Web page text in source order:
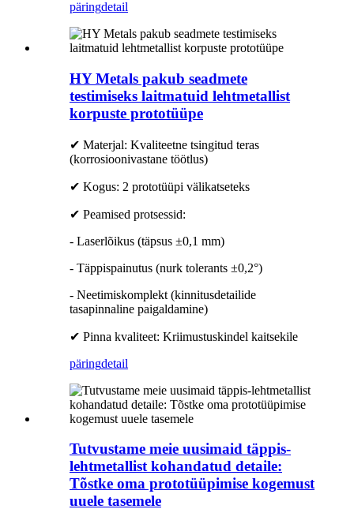
päringdetail
HY Metals pakub seadmete
testimiseks laitmatuid lehtmetallist
korpuste prototüüpe
✔ Materjal: Kvaliteetne tsingitud teras
(korrosioonivastane töötlus)
✔ Kogus: 2 prototüüpi välikatseteks
✔ Peamised protsessid:
- Laserlõikus (täpsus ±0,1 mm)
- Täppispainutus (nurk tolerants ±0,2°)
- Neetimiskomplekt (kinnitusdetailide
tasapinnaline paigaldamine)
✔ Pinna kvaliteet: Kriimustuskindel kaitsekile
päringdetail
Tutvustame meie uusimaid täppis-
lehtmetallist kohandatud detaile:
Tõstke oma prototüüpimise kogemust
uuele tasemele